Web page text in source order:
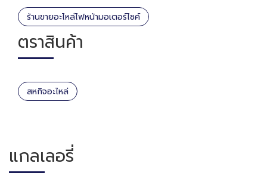
ร้านขายอะไหล่ไฟหน้ามอเตอร์ไซค์
ตราสินค้า
สหกิจอะไหล่
แกลเลอรี่